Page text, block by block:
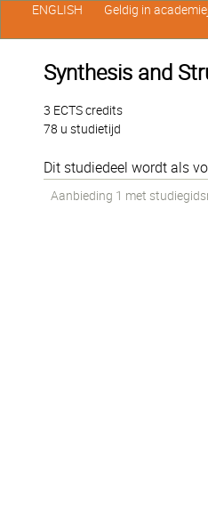
Synthesis and
3 ECTS credits
78 u studietijd
Dit studiedeel wordt als
Aanbieding 1 met
ENGLISH Geldig in